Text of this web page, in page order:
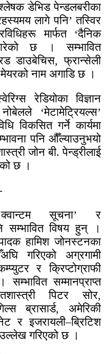
डेभिड पेन्डलबरीका
लागे पनि’ तस्विर
मार्फत ‘दैनिक
छ । सम्भावित
डाउबेचिस, फ्रान्सेली
नाम अगाडि छ ।
रेडियोका विज्ञान
‘मेटामेट्रियल्स’
विकसित गर्ने कार्यमा
पनि औँल्याउनुभयो
जोन बी. पेन्ड्रीलाई
छ ।
सूचना’ र
सम्भावित विषय हुन् ।
हामिश जोनस्टनका
गरिएको अग्रगामी
र क्रिप्टोग्राफी
सम्मानप्राप्त
पिटर सोर,
ब्रासार्ड, अमेरिकी
र इजरायली–ब्रिटिश
गरिएको छ ।